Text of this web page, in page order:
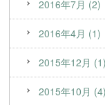
2016年7月 (2)
2016年4月 (1)
2015年12月 (1)
2015年10月 (4)